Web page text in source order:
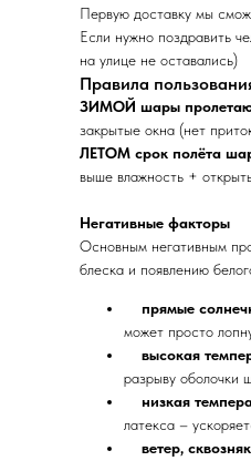
Первую доставку мы
Если нужно поздравить
на улице не оставались)
Правила
ЗИМОЙ шары
закрытые окна (нет
ЛЕТОМ срок полёта
выше влажность +
Негативные факторы
Основным негативным
блеска и появлению
прямые
может просто
высокая
разрыву оболочки
низкая
латекса –
ветер,